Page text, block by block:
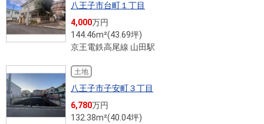
八王子市台町１丁目
4,000万円
144.46m²(43.69坪)
京王電鉄高尾線 山田駅
土地
八王子市子安町３丁目
6,780万円
132.38m²(40.04坪)